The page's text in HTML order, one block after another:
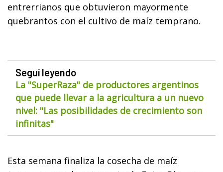
entrerrianos que obtuvieron mayormente
quebrantos con el cultivo de maíz temprano.
Seguí leyendo
La "SuperRaza" de productores argentinos
que puede llevar a la agricultura a un nuevo
nivel: "Las posibilidades de crecimiento son
infinitas"
Esta semana finaliza la cosecha de maíz